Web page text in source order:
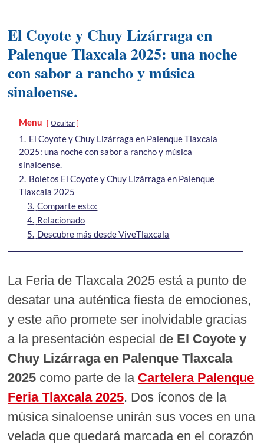
El Coyote y Chuy Lizárraga en
Palenque Tlaxcala 2025: una noche
con sabor a rancho y música
sinaloense.
Menu Ocultar
1. El Coyote y Chuy Lizárraga en Palenque Tlaxcala
2025: una noche con sabor a rancho y música
sinaloense.
2. Boletos El Coyote y Chuy Lizárraga en Palenque
Tlaxcala 2025
3. Comparte esto:
4. Relacionado
5. Descubre más desde ViveTlaxcala
La Feria de Tlaxcala 2025 está a punto de
desatar una auténtica fiesta de emociones,
y este año promete ser inolvidable gracias
a la presentación especial de El Coyote y
Chuy Lizárraga en Palenque Tlaxcala
2025 como parte de la Cartelera Palenque
Feria Tlaxcala 2025. Dos íconos de la
música sinaloense unirán sus voces en una
velada que quedará marcada en el corazón